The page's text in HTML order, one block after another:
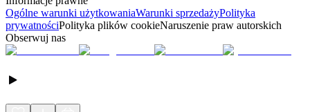
Ogólne warunki użytkowaniaWarunki sprzedażyPolityka
prywatnościPolityka plików cookieNaruszenie praw autorskich
Obserwuj nas